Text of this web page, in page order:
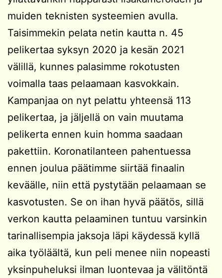
muiden teknisten systeemien avulla.
Taisimmekin pelata netin kautta n. 45
pelikertaa syksyn 2020 ja kesän 2021
välillä, kunnes palasimme rokotusten
voimalla taas pelaamaan kasvokkain.
Kampanjaa on nyt pelattu yhteensä 113
pelikertaa, ja jäljellä on vain muutama
pelikerta ennen kuin homma saadaan
pakettiin. Koronatilanteen pahentuessa
ennen joulua päätimme siirtää finaalin
keväälle, niin että pystytään pelaamaan se
kasvotusten. Se on ihan hyvä päätös, sillä
verkon kautta pelaaminen tuntuu varsinkin
tarinallisempia jaksoja läpi käydessä kyllä
aika työläältä, kun peli menee niin nopeasti
yksinpuheluksi ilman luontevaa ja välitöntä